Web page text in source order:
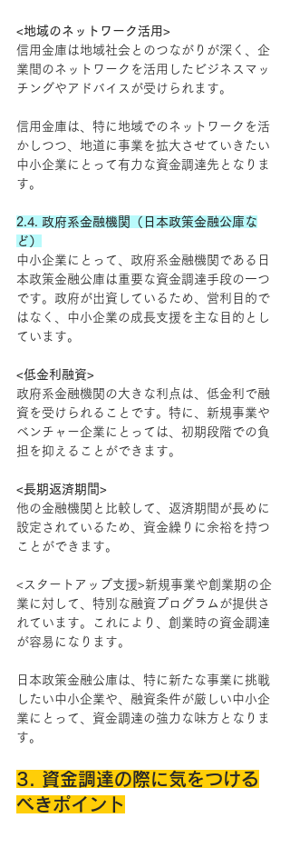
<地域のネットワーク活用>
信用金庫は地域社会とのつながりが深く、企
業間のネットワークを活用したビジネスマッ
チングやアドバイスが受けられます。
信用金庫は、特に地域でのネットワークを活
かしつつ、地道に事業を拡大させていきたい
中小企業にとって有力な資金調達先となりま
す。
2.4. 政府系金融機関（日本政策金融公庫な
ど）
中小企業にとって、政府系金融機関である日
本政策金融公庫は重要な資金調達手段の一つ
です。政府が出資しているため、営利目的で
はなく、中小企業の成長支援を主な目的とし
ています。
<低金利融資>
政府系金融機関の大きな利点は、低金利で融
資を受けられることです。特に、新規事業や
ベンチャー企業にとっては、初期段階での負
担を抑えることができます。
<長期返済期間>
他の金融機関と比較して、返済期間が長めに
設定されているため、資金繰りに余裕を持つ
ことができます。
<スタートアップ支援>新規事業や創業期の企
業に対して、特別な融資プログラムが提供さ
れています。これにより、創業時の資金調達
が容易になります。
日本政策金融公庫は、特に新たな事業に挑戦
したい中小企業や、融資条件が厳しい中小企
業にとって、資金調達の強力な味方となりま
す。
3. 資金調達の際に気をつける
べきポイント